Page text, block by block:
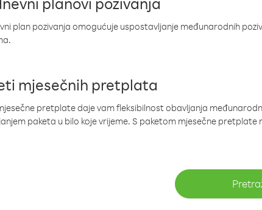
plan pozivanja omogućuje uspostavljanje međunarodnih
mjesečnih pretplata
pretplate daje vam fleksibilnost obavljanja
paketa u bilo koje vrijeme. S paketom mjesečne